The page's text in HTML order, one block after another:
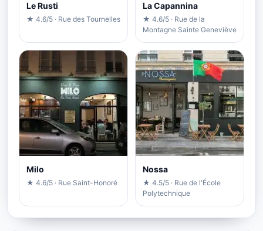
Le Rusti
★ 4.6/5 · Rue des Tournelles
La Capannina
★ 4.6/5 · Rue de la
Montagne Sainte Geneviève
Milo
★ 4.6/5 · Rue Saint-Honoré
Nossa
★ 4.5/5 · Rue de l'École
Polytechnique